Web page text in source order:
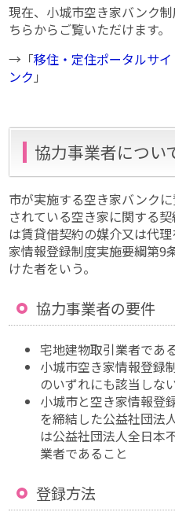
現在、小城市空き家バンク
ちらからご覧いただけます。
→「移住・定住ポータルサ
ンク 」
協力事業者につい
市が実施する空き家バンク
されている空き家に関する
は賃貸借契約の媒介又は代
家情報登録制度実施要綱第9
けた者をいう。
協力事業者の要件
宅地建物取引業者であ
小城市空き家情報登録
のいずれにも該当しな
小城市と空き家情報登
を締結した公益社団法
は公益社団法人全日本
業者であること
登録方法